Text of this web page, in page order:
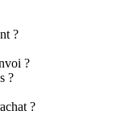
?
?
?
?